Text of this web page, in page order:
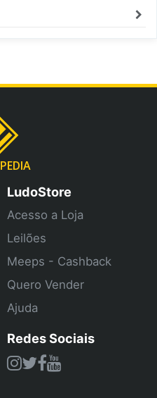
PEDIA
LudoStore
Acesso a Loja
Leilões
Meeps - Cashback
Quero Vender
Ajuda
Redes Sociais